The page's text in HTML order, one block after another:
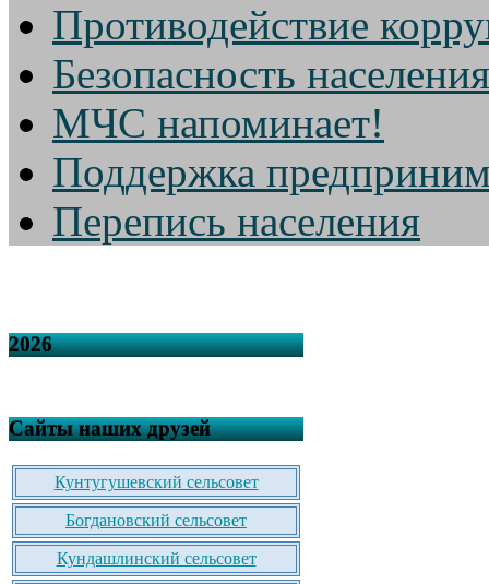
Противодействие
Безопасность населения
МЧС напоминает!
Поддержка
Перепись населения
2026
Сайты наших друзей
Кунтугушевский сельсовет
Богдановский сельсовет
Кундашлинский сельсовет